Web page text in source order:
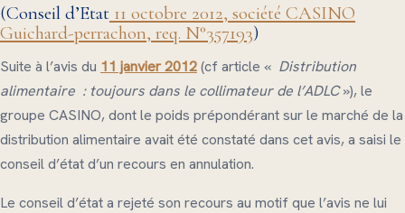
(Conseil d’Etat 11 octobre 2012, société CASINO
Guichard-perrachon, req. N°357193)
Suite à l’avis du 11 janvier 2012(cf article « Distribution
alimentaire : toujours dans le collimateur de l’ADLC»), le
groupe CASINO, dont le poids prépondérant sur le marché de la
distribution alimentaire avait été constaté dans cet avis, a saisi le
conseil d’état d’un recours en annulation.
Le conseil d’état a rejeté son recours au motif que l’avis ne lui